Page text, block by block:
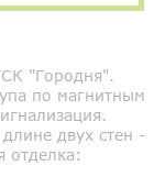
"Городня".
по магнитным
двух стен -
отделка: